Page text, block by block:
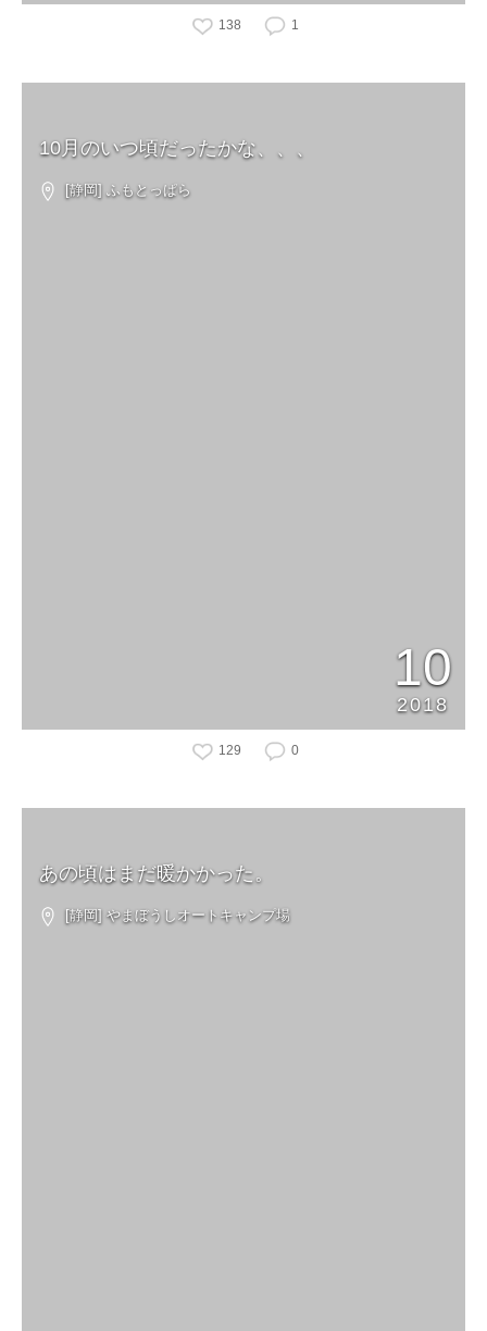
138 1
10月のいつ頃だったかな、、、
[静岡] ふもとっぱら
10
2018
129 0
あの頃はまだ暖かかった。
[静岡] やまぼうしオートキャンプ場